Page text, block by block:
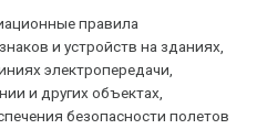
правила
и устройств на зданиях,
электропередачи,
и других объектах,
безопасности полетов